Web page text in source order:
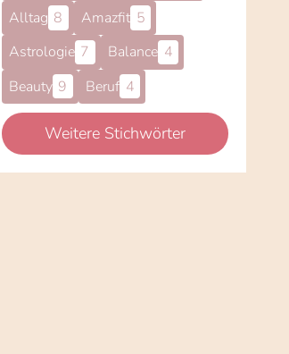
Alltag 8 Amazfit 5
Astrologie 7 Balance 4
Beauty 9 Beruf 4
Weitere Stichwörter